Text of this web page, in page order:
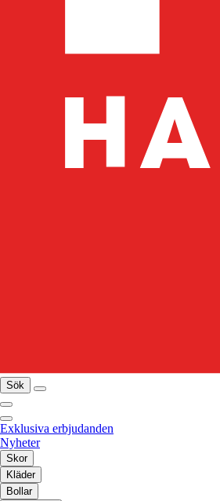
Sök
Exklusiva erbjudanden
Nyheter
Skor
Kläder
Bollar